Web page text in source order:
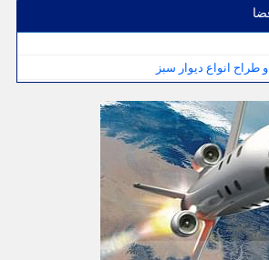
انواع دیوار سبز